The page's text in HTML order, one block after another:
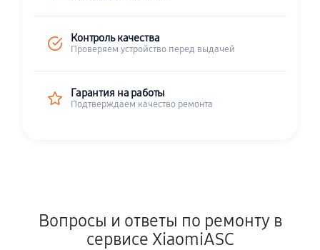
Контроль качества
Проверяем устройство перед выдачей
Гарантия на работы
Подтверждаем качество ремонта
Вопросы и ответы по ремонту в
сервисе XiaomiASC